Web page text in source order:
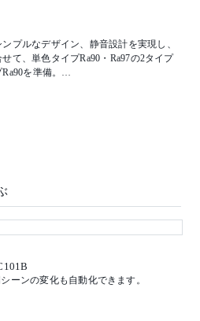
ンプルなデザイン、静音設計を実現し、
て、単色タイプRa90・Ra97の2タイプ
を準備。
、高い光質により、手の届きづらい狭
時間経過による照明シーンの変化も自
モーター動作時22W)
ーンの変化も自動化できます。